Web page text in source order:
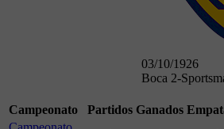
03/10/1926
Boca 2-
Campeonato Partidos Ganados